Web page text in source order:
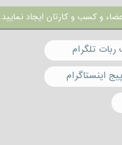
و کسب و کارتان ایجاد نمایید.
ربات تلگرام
اینستاگرام